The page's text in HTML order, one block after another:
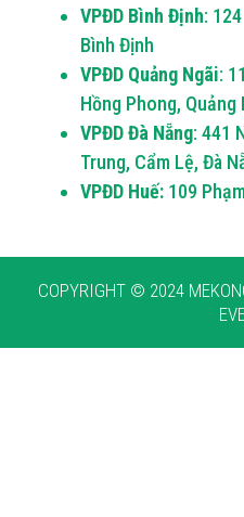
VPĐD Bình Định:
Bình Định
VPĐD Quảng Ngãi:
Hồng Phong, Quảng
VPĐD Đà Nẵng: 441
Trung, Cẩm Lệ, Đà
VPĐD Huế: 109
COPYRIGHT © 2024